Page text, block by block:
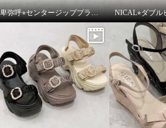
卑弥呼⭐︎センタージッププラットフォームサンダルをご紹介いたします。